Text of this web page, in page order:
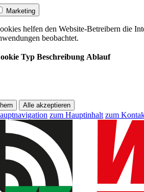
Marketing
helfen den Website-Betreibern die
beobachtet.
Typ Beschreibung Ablauf
Alle akzeptieren
zum Hauptinhalt zum